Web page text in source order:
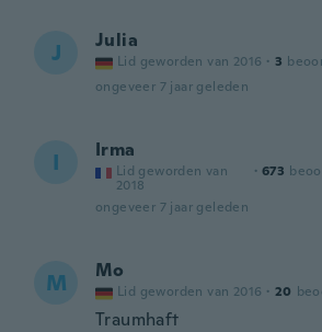
J Julia
Lid geworden van 2016 · 3
ongeveer 7 jaar geleden
I Irma
Lid geworden van
2018
· 673
ongeveer 7 jaar geleden
M Mo
Lid geworden van 2016 · 20
Traumhaft